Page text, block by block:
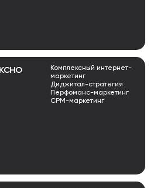
Комплексный интернет-
маркетинг
Диджитал-стратегия
Перфоманс-маркетинг
СРМ-маркетинг